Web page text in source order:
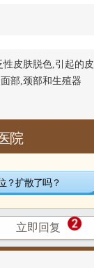
皮肤脱色,引起的皮
部,颈部和生殖器
皮肤黑色素细胞被
己的皮肤。
与人们长期处在压
氨酸转变而来的。
时大家都需要调整
院
？扩散了吗？
立即回复